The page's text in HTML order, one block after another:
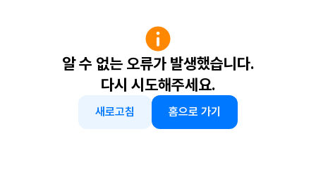
알 수 없는 오류가 발생했습니다.
다시 시도해주세요.
새로고침 홈으로 가기